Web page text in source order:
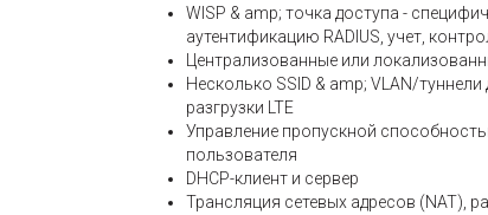
WISP & amp; точка доступа -
аутентификацию RADIUS, учет,
Централизованные или
Несколько SSID & amp; VLAN/
разгрузки LTE
Управление пропускной
пользователя
DHCP-клиент и сервер
Трансляция сетевых адресов (NAT),